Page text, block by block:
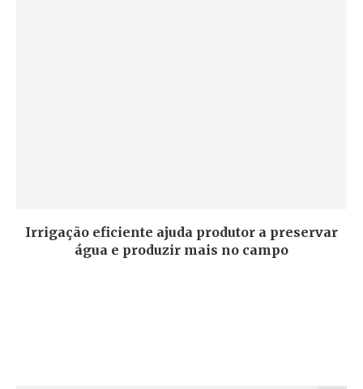
Irrigação eficiente ajuda produtor a preservar
água e produzir mais no campo